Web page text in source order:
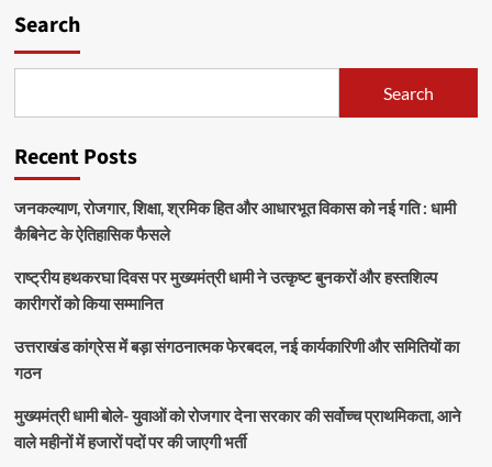
Search
Search
Recent Posts
जनकल्याण, रोजगार, शिक्षा, श्रमिक हित और आधारभूत विकास को नई गति : धामी
कैबिनेट के ऐतिहासिक फैसले
राष्ट्रीय हथकरघा दिवस पर मुख्यमंत्री धामी ने उत्कृष्ट बुनकरों और हस्तशिल्प
कारीगरों को किया सम्मानित
उत्तराखंड कांग्रेस में बड़ा संगठनात्मक फेरबदल, नई कार्यकारिणी और समितियों का
गठन
मुख्यमंत्री धामी बोले- युवाओं को रोजगार देना सरकार की सर्वोच्च प्राथमिकता, आने
वाले महीनों में हजारों पदों पर की जाएगी भर्ती